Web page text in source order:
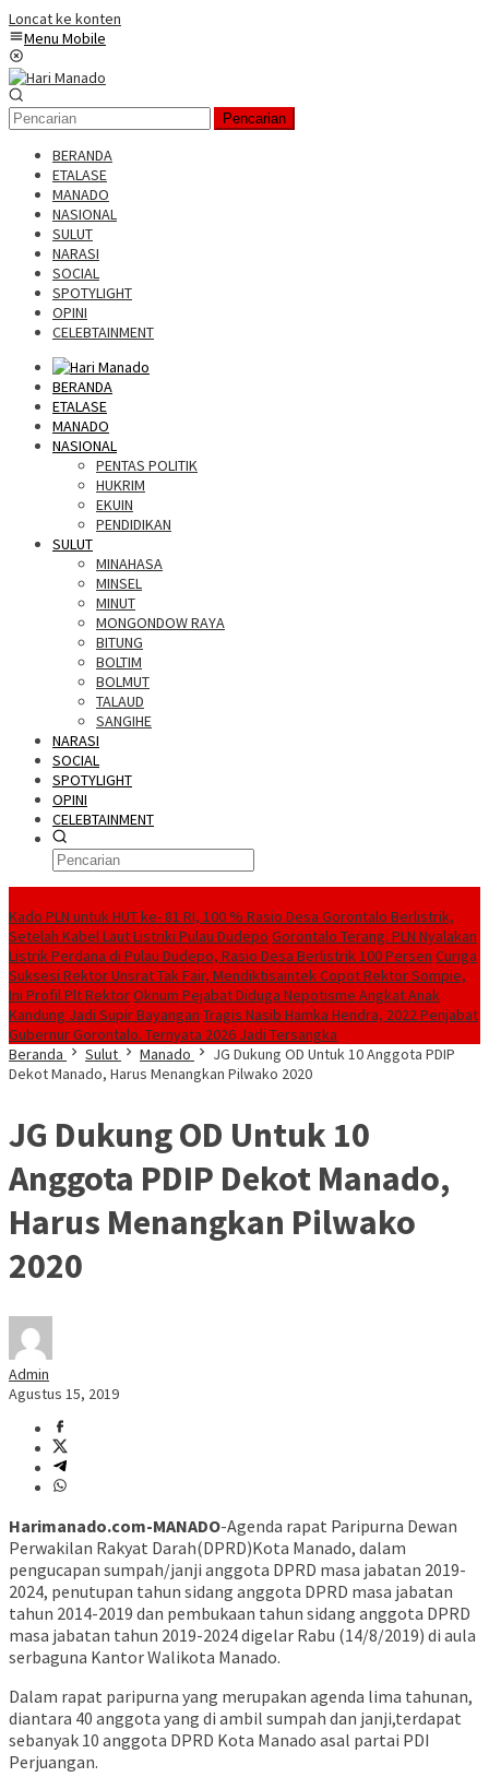
Loncat ke konten
Menu Mobile
Pencarian
BERANDA
ETALASE
MANADO
NASIONAL
SULUT
NARASI
SOCIAL
SPOTYLIGHT
OPINI
CELEBTAINMENT
BERANDA
ETALASE
MANADO
NASIONAL
PENTAS POLITIK
HUKRIM
EKUIN
PENDIDIKAN
SULUT
MINAHASA
MINSEL
MINUT
MONGONDOW RAYA
BITUNG
BOLTIM
BOLMUT
TALAUD
SANGIHE
NARASI
SOCIAL
SPOTYLIGHT
OPINI
CELEBTAINMENT
Kado PLN untuk HUT ke- 81 RI, 100 % Rasio Desa Gorontalo Berlistrik,
Setelah Kabel Laut Listriki Pulau Dudepo Gorontalo Terang. PLN Nyalakan
Listrik Perdana di Pulau Dudepo, Rasio Desa Berlistrik 100 Persen Curiga
Suksesi Rektor Unsrat Tak Fair, Mendiktisaintek Copot Rektor Sompie,
Ini Profil Plt RektorOknum Pejabat Diduga Nepotisme Angkat Anak
Kandung Jadi Supir Bayangan Tragis Nasib Hamka Hendra, 2022 Penjabat
Gubernur Gorontalo. Ternyata 2026 Jadi Tersangka
Beranda
Sulut Manado
JG Dukung OD Untuk 10 Anggota PDIP
Dekot Manado, Harus Menangkan Pilwako 2020
JG Dukung OD Untuk 10
Anggota PDIP Dekot Manado,
Harus Menangkan Pilwako
2020
Admin
Agustus 15, 2019
Harimanado.com-MANADO-Agenda rapat Paripurna Dewan
Perwakilan Rakyat Darah(DPRD)Kota Manado, dalam
pengucapan sumpah/janji anggota DPRD masa jabatan 2019-
2024, penutupan tahun sidang anggota DPRD masa jabatan
tahun 2014-2019 dan pembukaan tahun sidang anggota DPRD
masa jabatan tahun 2019-2024 digelar Rabu (14/8/2019) di aula
serbaguna Kantor Walikota Manado.
Dalam rapat paripurna yang merupakan agenda lima tahunan,
diantara 40 anggota yang di ambil sumpah dan janji,terdapat
sebanyak 10 anggota DPRD Kota Manado asal partai PDI
Perjuangan.